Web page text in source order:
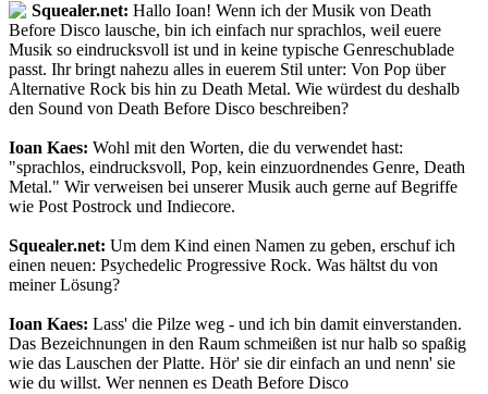
Squealer.net: Hallo Ioan! Wenn ich der Musik von Death
Before Disco lausche, bin ich einfach nur sprachlos, weil euere
Musik so eindrucksvoll ist und in keine typische Genreschublade
passt. Ihr bringt nahezu alles in euerem Stil unter: Von Pop über
Alternative Rock bis hin zu Death Metal. Wie würdest du deshalb
den Sound von Death Before Disco beschreiben?
Ioan Kaes: Wohl mit den Worten, die du verwendet hast:
"sprachlos, eindrucksvoll, Pop, kein einzuordnendes Genre, Death
Metal." Wir verweisen bei unserer Musik auch gerne auf Begriffe
wie Post Postrock und Indiecore.
Squealer.net: Um dem Kind einen Namen zu geben, erschuf ich
einen neuen: Psychedelic Progressive Rock. Was hältst du von
meiner Lösung?
Ioan Kaes: Lass' die Pilze weg - und ich bin damit einverstanden.
Das Bezeichnungen in den Raum schmeißen ist nur halb so spaßig
wie das Lauschen der Platte. Hör' sie dir einfach an und nenn' sie
wie du willst. Wer nennen es Death Before Disco